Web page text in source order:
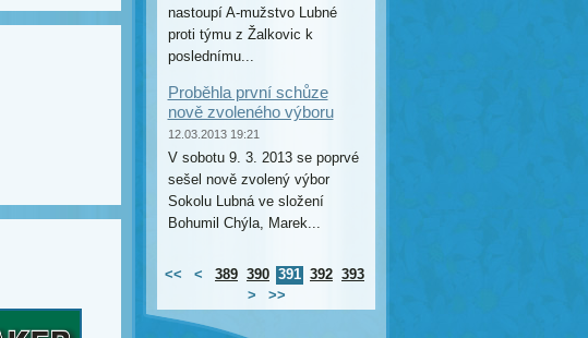
nastoupí A-mužstvo Lubné
proti týmu z Žalkovic k
poslednímu...
Proběhla první schůze
nově zvoleného výboru
12.03.2013 19:21
V sobotu 9. 3. 2013 se poprvé
sešel nově zvolený výbor
Sokolu Lubná ve složení
Bohumil Chýla, Marek...
<< < 389 390 391 392 393
>
>>